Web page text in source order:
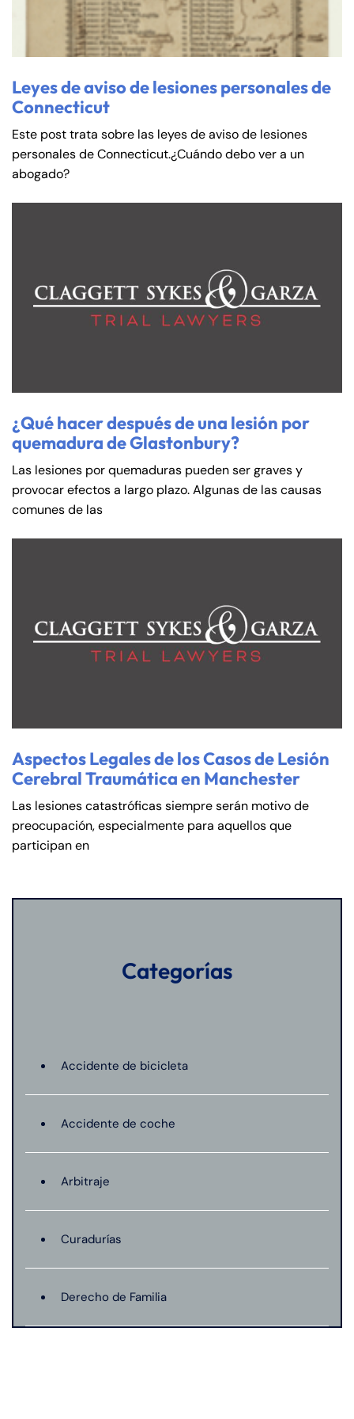
Leyes de aviso de lesiones personales de
Connecticut
Este post trata sobre las leyes de aviso de lesiones
personales de Connecticut.¿Cuándo debo ver a un
abogado?
¿Qué hacer después de una lesión por
quemadura de Glastonbury?
Las lesiones por quemaduras pueden ser graves y
provocar efectos a largo plazo. Algunas de las causas
comunes de las
Aspectos Legales de los Casos de Lesión
Cerebral Traumática en Manchester
Las lesiones catastróficas siempre serán motivo de
preocupación, especialmente para aquellos que
participan en
Categorías
Accidente de bicicleta
Accidente de coche
Arbitraje
Curadurías
Derecho de Familia
PM
Thursday
8:30 AM – 5:00
PM
Friday
8:30 AM – 5:00
Saturday
Closed
Sunday
Closed
PM
Thursday
8:30 AM – 5:00
PM
Friday
8:30 AM – 5:00
Saturday
Closed
Sunday
Closed